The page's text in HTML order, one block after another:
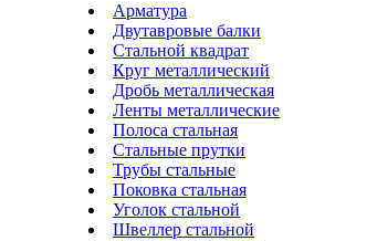
Арматура
Двутавровые балки
Стальной квадрат
Круг металлический
Дробь металлическая
Ленты металлические
Полоса стальная
Стальные прутки
Трубы стальные
Поковка стальная
Уголок стальной
Швеллер стальной